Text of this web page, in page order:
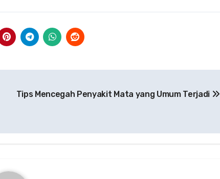
Tips Mencegah Penyakit Mata yang Umum Terjadi